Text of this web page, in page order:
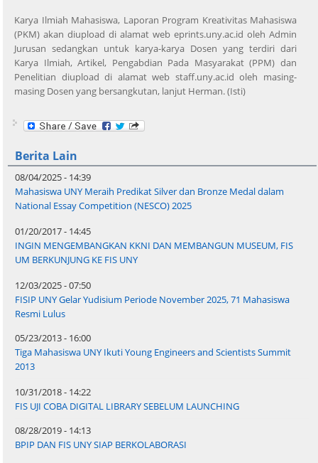
Karya Ilmiah Mahasiswa, Laporan Program Kreativitas Mahasiswa
(PKM) akan diupload di alamat web eprints.uny.ac.id oleh Admin
Jurusan sedangkan untuk karya-karya Dosen yang terdiri dari
Karya Ilmiah, Artikel, Pengabdian Pada Masyarakat (PPM) dan
Penelitian diupload di alamat web staff.uny.ac.id oleh masing-
masing Dosen yang bersangkutan, lanjut Herman. (Isti)
Berita Lain
08/04/2025 - 14:39
Mahasiswa UNY Meraih Predikat Silver dan Bronze Medal dalam
National Essay Competition (NESCO) 2025
01/20/2017 - 14:45
INGIN MENGEMBANGKAN KKNI DAN MEMBANGUN MUSEUM, FIS
UM BERKUNJUNG KE FIS UNY
12/03/2025 - 07:50
FISIP UNY Gelar Yudisium Periode November 2025, 71 Mahasiswa
Resmi Lulus
05/23/2013 - 16:00
Tiga Mahasiswa UNY Ikuti Young Engineers and Scientists Summit
2013
10/31/2018 - 14:22
FIS UJI COBA DIGITAL LIBRARY SEBELUM LAUNCHING
08/28/2019 - 14:13
BPIP DAN FIS UNY SIAP BERKOLABORASI